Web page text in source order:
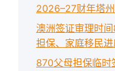
2026–27财年塔
澳洲签证审理时
担保、家庭移民
870父母担保临时